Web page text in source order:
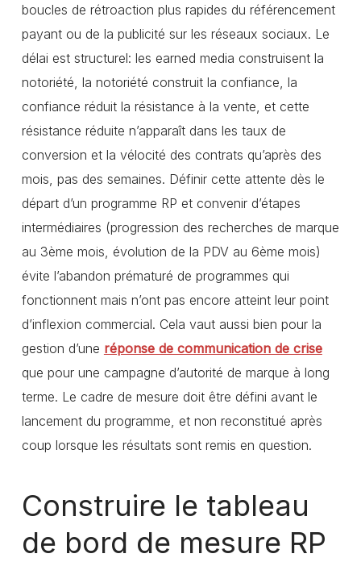
boucles de rétroaction plus rapides du référencement
payant ou de la publicité sur les réseaux sociaux. Le
délai est structurel: les earned media construisent la
notoriété, la notoriété construit la confiance, la
confiance réduit la résistance à la vente, et cette
résistance réduite n’apparaît dans les taux de
conversion et la vélocité des contrats qu’après des
mois, pas des semaines. Définir cette attente dès le
départ d’un programme RP et convenir d’étapes
intermédiaires (progression des recherches de marque
au 3ème mois, évolution de la PDV au 6ème mois)
évite l’abandon prématuré de programmes qui
fonctionnent mais n’ont pas encore atteint leur point
d’inflexion commercial. Cela vaut aussi bien pour la
gestion d’une réponse de communication de crise
que pour une campagne d’autorité de marque à long
terme. Le cadre de mesure doit être défini avant le
lancement du programme, et non reconstitué après
coup lorsque les résultats sont remis en question.
Construire le tableau
de bord de mesure RP